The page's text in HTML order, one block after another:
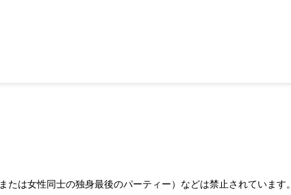
は女性同士の独身最後のパーティー）などは禁止されています。